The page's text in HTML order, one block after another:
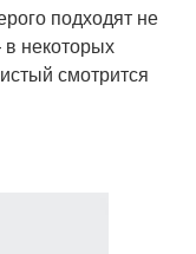
подходят не
некоторых
смотрится